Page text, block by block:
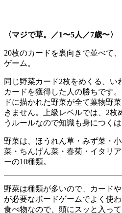
〈マジで草。／1〜5人／7歳〜〉
20枚のカードを裏向きで並べて
ゲーム。
同じ野菜カード2枚をめくる、い
カードを獲得した人の勝ちです
ドに描かれた野菜が全て葉物野
きません。上級レベルでは、2枚
うルールなので知識も身につくは
野菜は、ほうれん草・みず菜・
菜・ちんげん菜・春菊・イタリ
ーの10種類。
野菜は種類が多いので、カード
が必要なボードゲームでよく使
食べ物なので、頭にスッと入っ